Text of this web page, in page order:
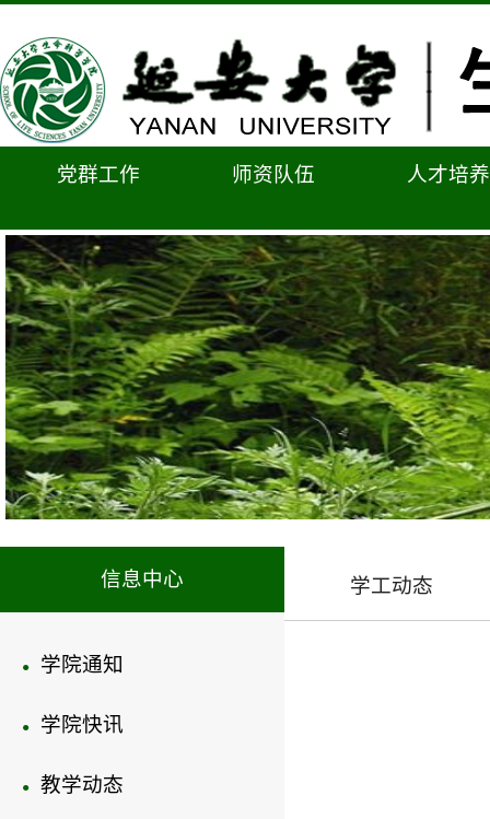
党群工作 师资队伍 人才培
信息中心
● 学院通知
● 学院快讯
● 教学动态
学工动态